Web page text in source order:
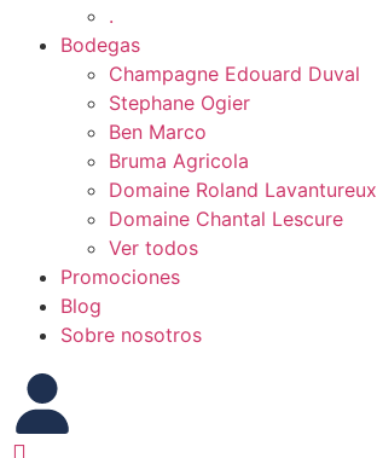
.
Bodegas
Champagne Edouard Duval
Stephane Ogier
Ben Marco
Bruma Agricola
Domaine Roland Lavantureux
Domaine Chantal Lescure
Ver todos
Promociones
Blog
Sobre nosotros